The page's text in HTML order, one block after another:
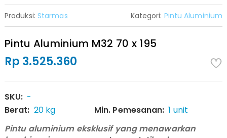
Produksi: Starmas Kategori: Pintu Aluminium
Pintu Aluminium M32 70 x 195
Rp 3.525.360
SKU: -
Berat: 20 kg Min. Pemesanan: 1 unit
Pintu aluminium eksklusif yang menawarkan